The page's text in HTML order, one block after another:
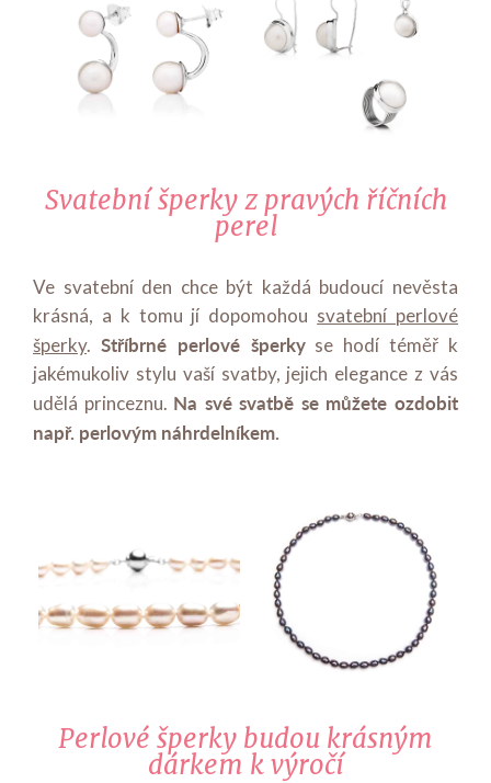
Svatební šperky z pravých říčních
perel
Ve svatební den chce být každá budoucí nevěsta
krásná, a k tomu jí dopomohou svatební perlové
šperky. Stříbrné perlové šperkyse hodí téměř k
jakémukoliv stylu vaší svatby, jejich elegance z vás
udělá princeznu. Na své svatbě se můžete ozdobit
např. perlovým náhrdelníkem.
Perlové šperky budou krásným
dárkem k výročí